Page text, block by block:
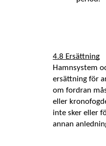
4.8 Ersättning
Hamnsystem
ersättning för
om fordran
eller
inte sker eller
annan